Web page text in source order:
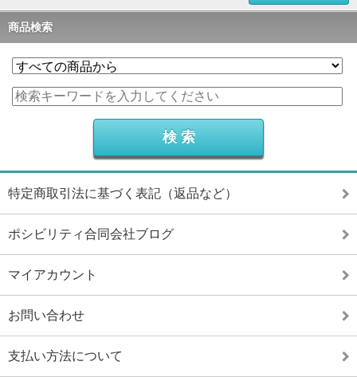
商品検索
特定商取引法に基づく表記（返品など）
ポシビリティ合同会社ブログ
マイアカウント
お問い合わせ
支払い方法について